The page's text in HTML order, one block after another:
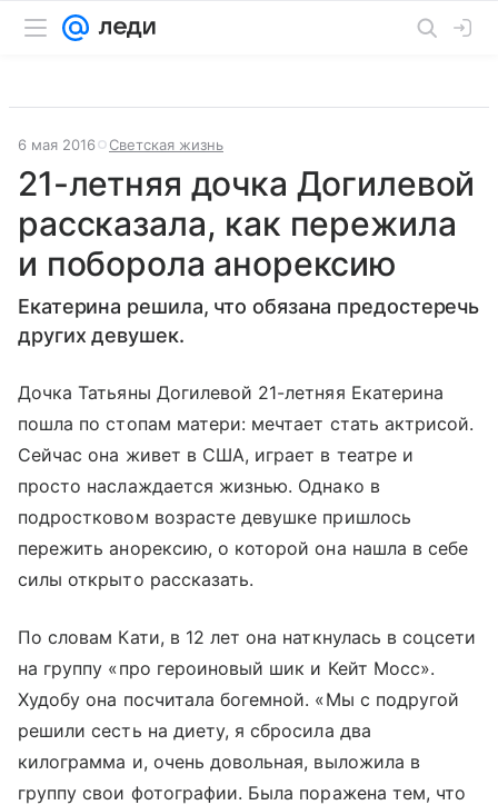
6 мая 2016 Светская жизнь
21-летняя дочка Догилевой
рассказала, как пережила
и поборола анорексию
Екатерина решила, что обязана предостеречь
других девушек.
Дочка Татьяны Догилевой 21-летняя Екатерина
пошла по стопам матери: мечтает стать актрисой.
Сейчас она живет в США, играет в театре и
просто наслаждается жизнью. Однако в
подростковом возрасте девушке пришлось
пережить анорексию, о которой она нашла в себе
силы открыто рассказать.
По словам Кати, в 12 лет она наткнулась в соцсети
на группу «про героиновый шик и Кейт Мосс».
Худобу она посчитала богемной. «Мы с подругой
решили сесть на диету, я сбросила два
килограмма и, очень довольная, выложила в
группу свои фотографии. Была поражена тем, что